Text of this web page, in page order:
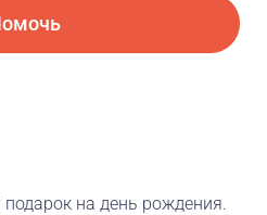
на день рождения.